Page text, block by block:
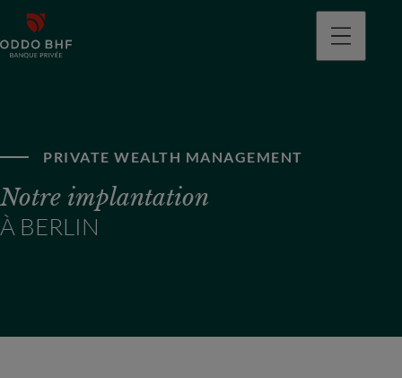
PRIVATE WEALTH MANAGEMENT
Notre implantation
À BERLIN